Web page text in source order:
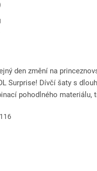
den změní na
Surprise! Dívčí šaty s
pohodlného materiálu,
116